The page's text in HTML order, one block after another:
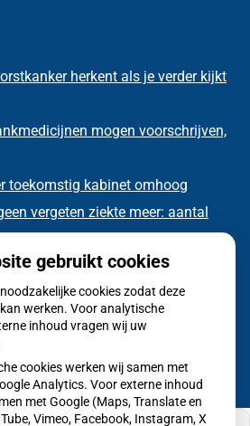
herkent als je verder kijkt
mogen voorschrijven,
toekomstig kabinet omhoog
vergeten ziekte meer: aantal
gespecialiseerde
gebruikt cookies
cookies zodat deze
werken. Voor analytische
inhoud vragen wij uw
cookies werken wij samen met
Analytics. Voor externe inhoud
met Google (Maps, Translate en
Vimeo, Facebook, Instagram, X